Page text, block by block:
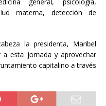
materna, detección de
la presidenta, Maribel
a esta jornada y aprovechar
capitalino a través